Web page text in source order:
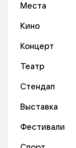
Места
Кино
Концерт
Театр
Стендап
Выставка
Фестивали